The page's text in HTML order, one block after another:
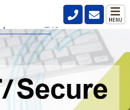
MENU
外問わず従業員が利用するPCのUSB
誰が・どんな情報を持ち出したのか記
サービスです。
を周知させることで情報の持ち出し
また、MOT/secureと通信ができない